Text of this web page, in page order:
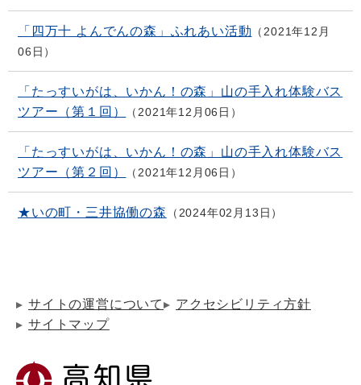
「四万十 よんでんの森」ふれあい活動
2021年12月
06日
「たっすいがは、いかん！の森」山の手入れ体験バス
ツアー（第１回）
2021年12月06日
「たっすいがは、いかん！の森」山の手入れ体験バス
ツアー（第２回）
2021年12月06日
★いの町・三井協働の森 2024年02月13日
サイトの運営について
アクセシビリティ方針
サイトマップ